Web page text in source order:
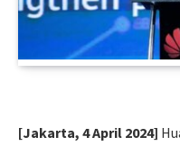
[Jakarta, 4 April 2024]